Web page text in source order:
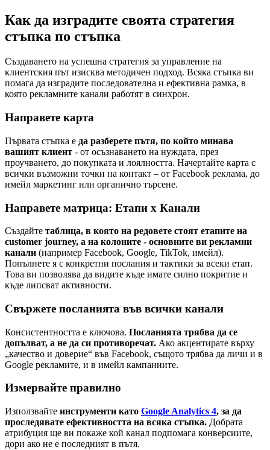
Как да изградите своята стратегия
стъпка по стъпка
Създаването на успешна стратегия за управление на
клиентския път изисква методичен подход. Всяка стъпка ви
помага да изградите последователна и ефективна рамка, в
която рекламните канали работят в синхрон.
Направете карта
Първата стъпка е да разберете пътя, по който минава
вашият клиент - от осъзнаването на нуждата, през
проучването, до покупката и лоялността. Начертайте карта с
всички възможни точки на контакт – от Facebook реклама, до
имейл маркетинг или органично търсене.
Направете матрица: Етапи х Канали
Създайте таблица, в която на редовете стоят етапите на
customer journey, а на колоните - основните ви рекламни
канали (например Facebook, Google, TikTok, имейл).
Попълнете я с конкретни послания и тактики за всеки етап.
Това ви позволява да видите къде имате силно покритие и
къде липсват активности.
Свържете посланията във всички канали
Консистентността е ключова. Посланията трябва да се
допълват, а не да си противоречат. Ако акцентирате върху
„качество и доверие“ във Facebook, същото трябва да личи и в
Google рекламите, и в имейл кампаниите.
Измервайте правилно
Използвайте инструменти като Google Analytics 4, за да
проследявате ефективността на всяка стъпка. Добрата
атрибуция ще ви покаже кой канал подпомага конверсиите,
дори ако не е последният в пътя.